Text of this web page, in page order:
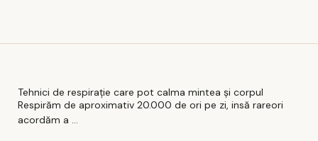
Tehnici de respirație care pot calma mintea și corpul
Respirăm de aproximativ 20.000 de ori pe zi, insă rareori
acordăm a ...